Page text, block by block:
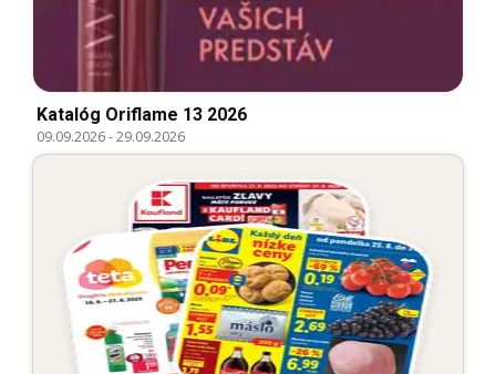
Katalóg Oriflame 13 2026
09.09.2026-29.09.2026